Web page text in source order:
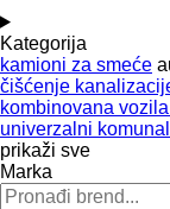
Kategorija
kamioni za smeće
čišćenje
kombinovana
univerzalni
prikaži sve
Marka